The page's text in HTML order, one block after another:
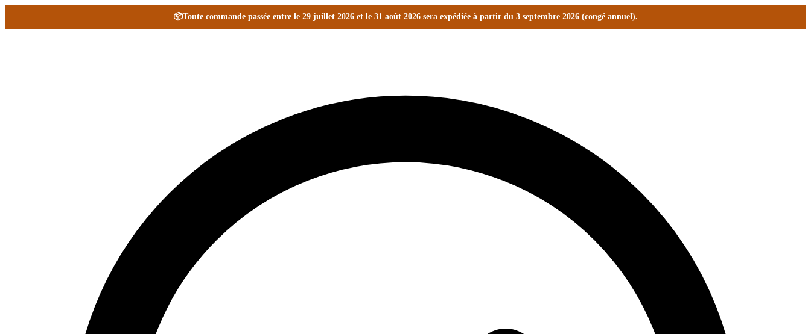
📦Toute commande passée entre le 29 juillet 2026 et le 31 août 2026 sera expédiée à partir du 3 septembre 2026 (congé annuel).